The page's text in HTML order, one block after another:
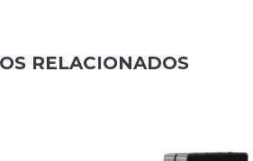
RELACIONADOS